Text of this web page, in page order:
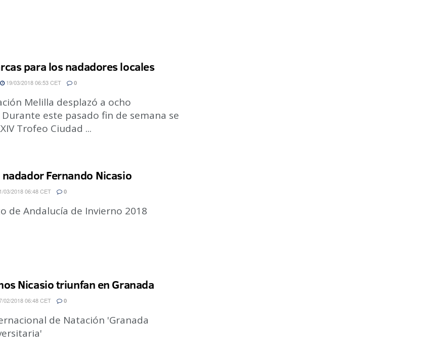
para los nadadores locales
19/03/2018 06:53 CET 0
Melilla desplazó a ocho
este pasado fin de semana se
Trofeo Ciudad ...
Fernando Nicasio
03/2018 06:48 CET 0
de Andalucía de Invierno 2018
Nicasio triunfan en Granada
02/2018 06:48 CET 0
de Natación 'Granada